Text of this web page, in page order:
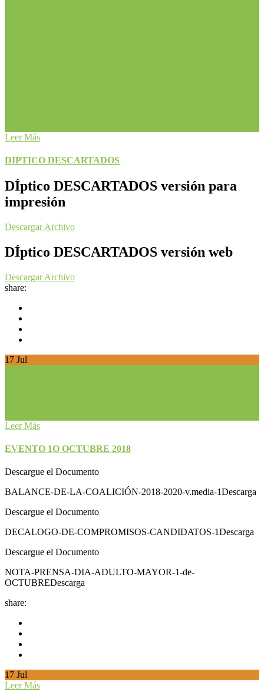
Leer Más
DIPTICO DESCARTADOS
DÍptico DESCARTADOS versión para
impresión
Descargar Archivo
DÍptico DESCARTADOS versión web
Descargar Archivo
share:
17 Jul
Leer Más
EVENTO 1O OCTUBRE 2018
Descargue el Documento
BALANCE-DE-LA-COALICIÓN-2018-2020-v.media-1Descarga
Descargue el Documento
DECALOGO-DE-COMPROMISOS-CANDIDATOS-1Descarga
Descargue el Documento
NOTA-PRENSA-DIA-ADULTO-MAYOR-1-de-
OCTUBREDescarga
share:
17 Jul
Leer Más